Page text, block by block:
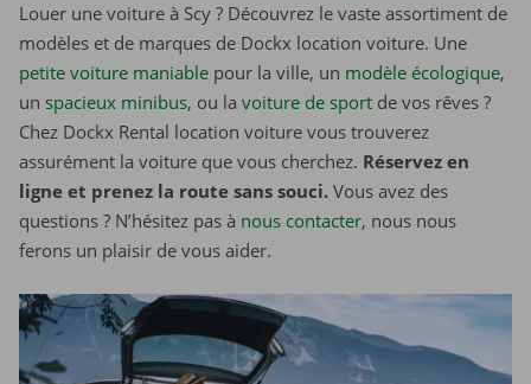
Louer une voiture à Scy ? Découvrez le vaste assortiment de
modèles et de marques de Dockx location voiture. Une
petite voiture maniable pour la ville, un modèle écologique,
un spacieux minibus, ou la voiture de sport de vos rêves ?
Chez Dockx Rental location voiture vous trouverez
assurément la voiture que vous cherchez. Réservez en
ligne et prenez la route sans souci. Vous avez des
questions ? N’hésitez pas à nous contacter, nous nous
ferons un plaisir de vous aider.